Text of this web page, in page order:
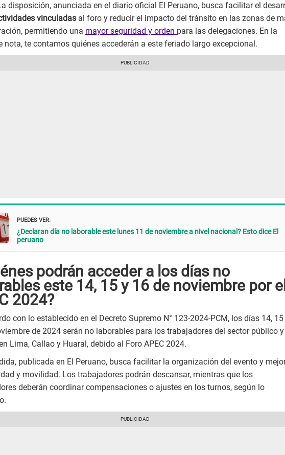
disposición, anunciada en el diario oficial El Peruano, busca facilitar el
vinculadas al foro y reducir el impacto del tránsito en las zonas de
permitiendo una mayor seguridad y orden para las delegaciones. En la
nota, te contamos quiénes accederán a este feriado largo excepcional.
PUEDES VER:
¿Declaran día no laborable este lunes 11 de noviembre a nivel nacional? Esto dice El
peruano
podrán acceder a los días no
este 14, 15 y 16 de noviembre por el
2024?
con lo establecido en el Decreto Supremo N° 123-2024-PCM, los días 14,
de 2024 serán no laborables para los trabajadores del sector público y
Lima, Callao y Huaral, debido al Foro APEC 2024.
publicada en El Peruano, busca facilitar la organización del evento y
y movilidad. Los trabajadores podrán descansar, mientras que los
deberán coordinar compensaciones o ajustes en los turnos, según lo